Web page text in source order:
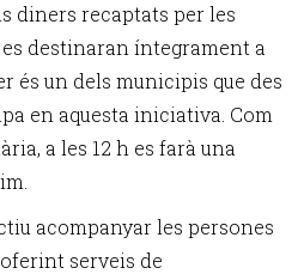
diners recaptats per les
destinaran íntegrament a
és un dels municipis que des
en aquesta iniciativa. Com
a les 12 h es farà una
acompanyar les persones
serveis de